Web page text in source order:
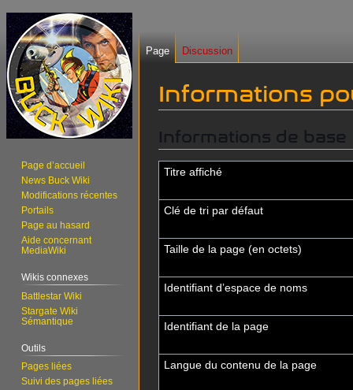
Informations
Aller
à
la
Aller
à
la
Informations de base
Titre affiché
Clé de tri par défaut
Taille de la page (en octets)
Identifiant dʼespace de noms
Identifiant de la page
Langue du contenu de la page
Page Discussion
Page d’accueil
News Buck Wiki
Modifications récentes
Portails
Page au hasard
Aide concernant
MediaWiki
Wikis connexes
Battlestar Wiki
Stargate Wiki
Sémantique
Outils
Pages liées
Suivi des pages liées